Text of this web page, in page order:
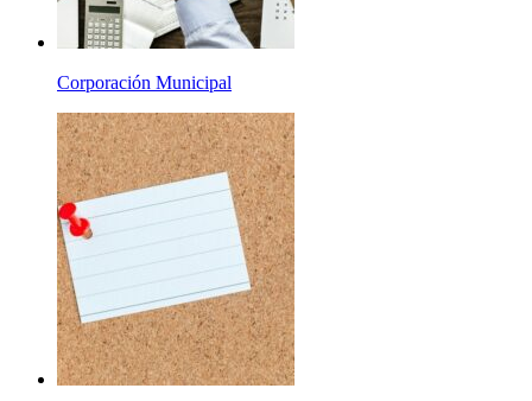
Corporación Municipal